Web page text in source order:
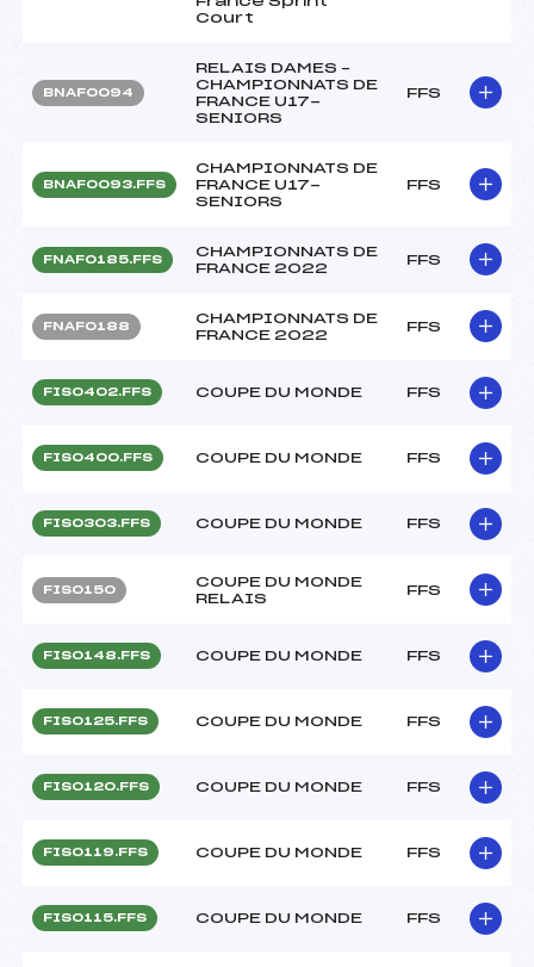
Court
BNAF0094
RELAIS DAMES –
CHAMPIONNATS DE
FRANCE U17-
SENIORS
FFS
BNAF0093.FFS
CHAMPIONNATS DE
FRANCE U17-
SENIORS
FFS
FNAF0185.FFS
CHAMPIONNATS DE
FRANCE 2022
FFS
FNAF0188
CHAMPIONNATS DE
FRANCE 2022
FFS
FIS0402.FFS COUPE DU MONDE FFS
FIS0400.FFS COUPE DU MONDE FFS
FIS0303.FFS COUPE DU MONDE FFS
FIS0150
COUPE DU MONDE
RELAIS
FFS
FIS0148.FFS COUPE DU MONDE FFS
FIS0125.FFS COUPE DU MONDE FFS
FIS0120.FFS COUPE DU MONDE FFS
FIS0119.FFS COUPE DU MONDE FFS
FIS0115.FFS COUPE DU MONDE FFS